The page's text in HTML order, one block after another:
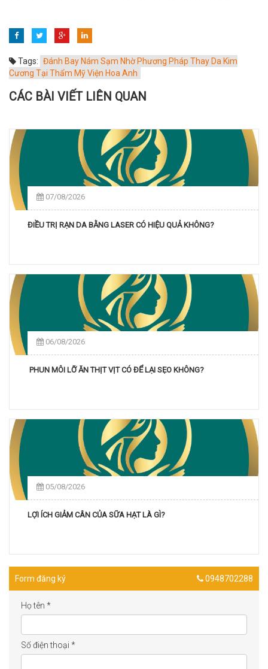
Tags: Đánh Bay Nám Sạm Nhờ Phương Pháp Thay Da Kim
Cương Tại Thẩm Mỹ Viện Hoa Anh
CÁC BÀI VIẾT LIÊN QUAN
07/08/2026
ĐIỀU TRỊ RẠN DA BẰNG LASER CÓ HIỆU QUẢ KHÔNG?
06/08/2026
PHUN MÔI LỠ ĂN THỊT VỊT CÓ ĐỂ LẠI SẸO KHÔNG?
05/08/2026
LỢI ÍCH GIẢM CÂN CỦA SỮA HẠT LÀ GÌ?
Form đăng ký 0948702288
Họ tên *
Số điện thoại *